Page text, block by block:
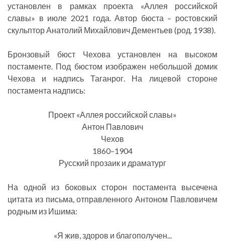
установлен в рамках проекта «Аллея российской
славы» в июле 2021 года. Автор бюста – ростовский
скульптор Анатолий Михайлович Дементьев (род. 1938).
Бронзовый бюст Чехова установлен на высоком
постаменте. Под бюстом изображен небольшой домик
Чехова и надпись Таганрог. На лицевой стороне
постамента надпись:
Проект «Аллея российской славы»
Антон Павлович
Чехов
1860–1904
Русский прозаик и драматург
На одной из боковых сторон постамента высечена
цитата из письма, отправленного Антоном Павловичем
родным из Ишима:
«Я жив, здоров и благополучен...